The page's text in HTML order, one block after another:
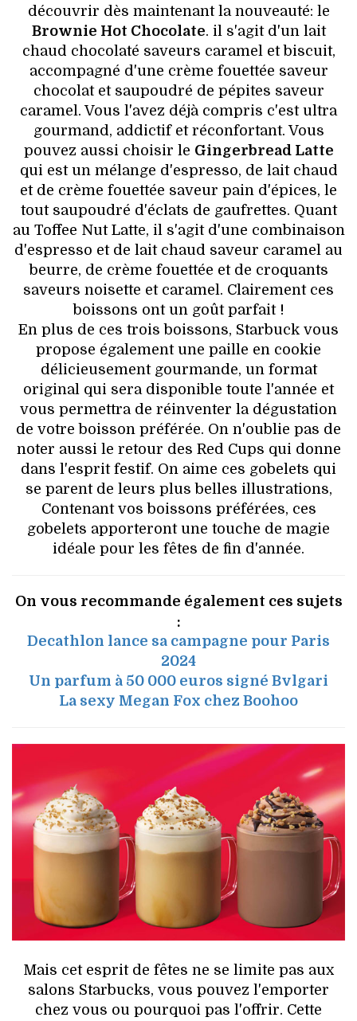
découvrir dès maintenant la nouveauté: le
Brownie Hot Chocolate. il s'agit d'un lait
chaud chocolaté saveurs caramel et biscuit,
accompagné d'une crème fouettée saveur
chocolat et saupoudré de pépites saveur
caramel. Vous l'avez déjà compris c'est ultra
gourmand, addictif et réconfortant. Vous
pouvez aussi choisir le Gingerbread Latte
qui est un mélange d'espresso, de lait chaud
et de crème fouettée saveur pain d'épices, le
tout saupoudré d'éclats de gaufrettes. Quant
au Toffee Nut Latte, il s'agit d'une combinaison
d'espresso et de lait chaud saveur caramel au
beurre, de crème fouettée et de croquants
saveurs noisette et caramel. Clairement ces
boissons ont un goût parfait !
En plus de ces trois boissons, Starbuck vous
propose également une paille en cookie
délicieusement gourmande, un format
original qui sera disponible toute l'année et
vous permettra de réinventer la dégustation
de votre boisson préférée. On n'oublie pas de
noter aussi le retour des Red Cups qui donne
dans l'esprit festif. On aime ces gobelets qui
se parent de leurs plus belles illustrations,
Contenant vos boissons préférées, ces
gobelets apporteront une touche de magie
idéale pour les fêtes de fin d'année.
On vous recommande également ces sujets
:
Decathlon lance sa campagne pour Paris
2024
Un parfum à 50 000 euros signé Bvlgari
La sexy Megan Fox chez Boohoo
Mais cet esprit de fêtes ne se limite pas aux
salons Starbucks, vous pouvez l'emporter
chez vous ou pourquoi pas l'offrir. Cette